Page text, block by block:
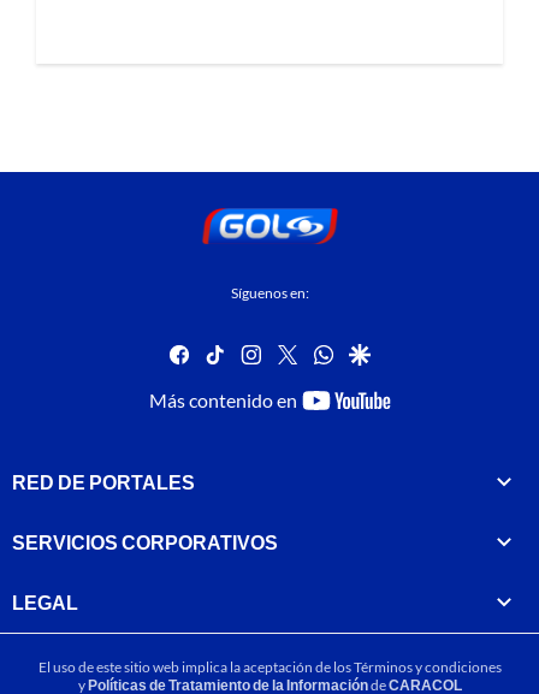
Síguenos en:
facebook
tiktok instagram
twitterwhatsapp
google
Más contenido en
youtube-
RED DE PORTALES
SERVICIOS CORPORATIVOS
LEGAL
El uso de este sitio web implica la aceptación de losTérminos y condiciones
yPolíticas de Tratamiento de la InformacióndeCARACOL